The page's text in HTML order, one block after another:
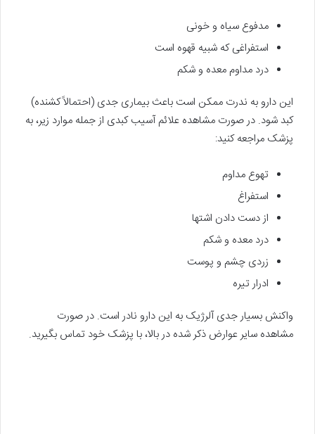
مدفوع سیاه و خونی
استفراغی که شبیه قهوه است
درد مداوم معده و شکم
این دارو به ندرت ممکن است باعث بیماری جدی (احتمالاً کشنده)
کبد شود. در صورت مشاهده‌ علائم آسیب کبدی از جمله موارد زیر، به
پزشک مراجعه کنید:
تهوع مداوم
استفراغ
از دست دادن اشتها
درد معده و شکم
زردی چشم و پوست
ادرار تیره
واکنش بسیار جدی آلرژیک به این دارو نادر است. در صورت
مشاهده سایر عوارض ذکر شده در بالا، با پزشک خود تماس بگیرید.